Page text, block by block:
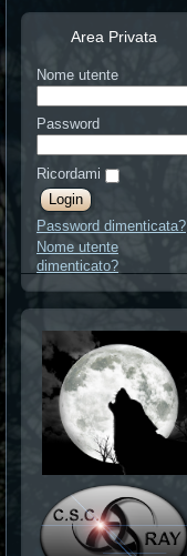
Area Privata
Nome utente
Password
Ricordami
Password dimenticata?
Nome utente
dimenticato?